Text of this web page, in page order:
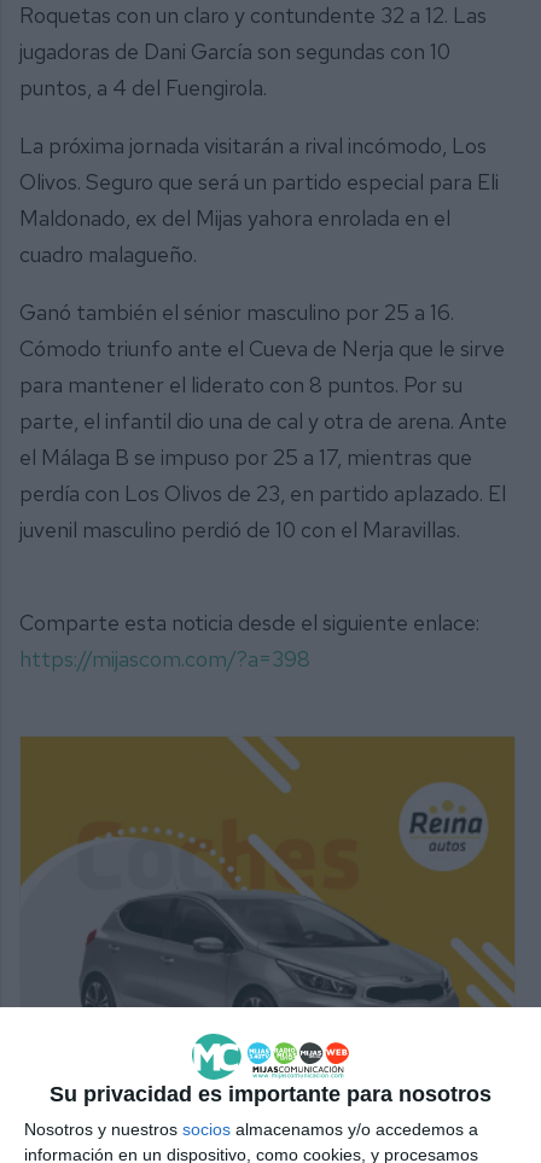
Su privacidad es importante para nosotros
Nosotros y nuestros socios almacenamos y/o accedemos a
información en un dispositivo, como cookies, y procesamos
Roquetas con un claro y contundente 32 a 12. Las
jugadoras de Dani García son segundas con 10
puntos, a 4 del Fuengirola.
La próxima jornada visitarán a rival incómodo, Los
Olivos. Seguro que será un partido especial para Eli
Maldonado, ex del Mijas yahora enrolada en el
cuadro malagueño.
Ganó también el sénior masculino por 25 a 16.
Cómodo triunfo ante el Cueva de Nerja que le sirve
para mantener el liderato con 8 puntos. Por su
parte, el infantil dio una de cal y otra de arena. Ante
el Málaga B se impuso por 25 a 17, mientras que
perdía con Los Olivos de 23, en partido aplazado. El
juvenil masculino perdió de 10 con el Maravillas.
Comparte esta noticia desde el siguiente enlace:
https://mijascom.com/?a=398